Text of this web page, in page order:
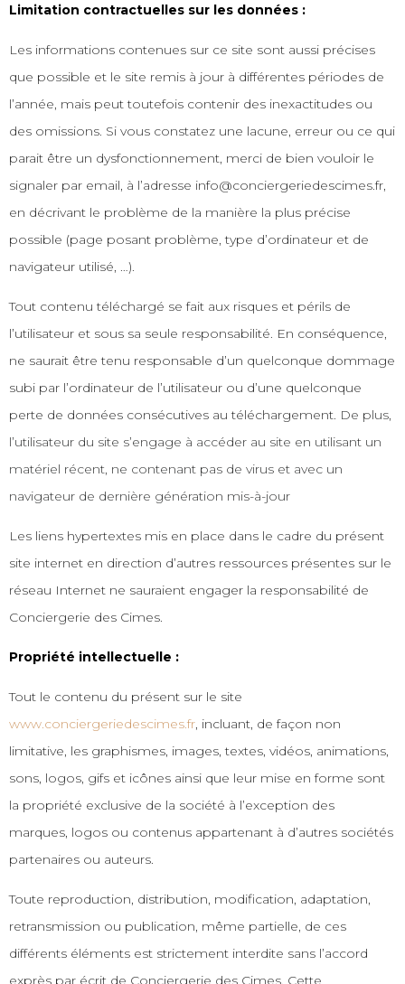
Limitation contractuelles sur les données :
Les informations contenues sur ce site sont aussi précises
que possible et le site remis à jour à différentes périodes de
l’année, mais peut toutefois contenir des inexactitudes ou
des omissions. Si vous constatez une lacune, erreur ou ce qui
parait être un dysfonctionnement, merci de bien vouloir le
signaler par email, à l’adresse info@conciergeriedescimes.fr,
en décrivant le problème de la manière la plus précise
possible (page posant problème, type d’ordinateur et de
navigateur utilisé, …).
Tout contenu téléchargé se fait aux risques et périls de
l’utilisateur et sous sa seule responsabilité. En conséquence,
ne saurait être tenu responsable d’un quelconque dommage
subi par l’ordinateur de l’utilisateur ou d’une quelconque
perte de données consécutives au téléchargement. De plus,
l’utilisateur du site s’engage à accéder au site en utilisant un
matériel récent, ne contenant pas de virus et avec un
navigateur de dernière génération mis-à-jour
Les liens hypertextes mis en place dans le cadre du présent
site internet en direction d’autres ressources présentes sur le
réseau Internet ne sauraient engager la responsabilité de
Conciergerie des Cimes.
Propriété intellectuelle :
Tout le contenu du présent sur le site
www.conciergeriedescimes.fr, incluant, de façon non
limitative, les graphismes, images, textes, vidéos, animations,
sons, logos, gifs et icônes ainsi que leur mise en forme sont
la propriété exclusive de la société à l’exception des
marques, logos ou contenus appartenant à d’autres sociétés
partenaires ou auteurs.
Toute reproduction, distribution, modification, adaptation,
retransmission ou publication, même partielle, de ces
différents éléments est strictement interdite sans l’accord
exprès par écrit de Conciergerie des Cimes. Cette